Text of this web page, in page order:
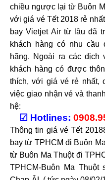
chiều ngược lại từ Buôn
với giá vé Tết 2018 rẻ
bay Vietjet Air từ lâu đã
khách hàng có nhu cầu
hãng. Ngoài ra các
khách hàng có được
thích, với giá vé rẻ nhất,
việc giao nhận vé và
hệ:
☑ Hotlines:
Thông tin giá vé Tết
bay từ TPHCM đi Buôn
từ Buôn Ma Thuột đi
TPHCM-Buôn Ma